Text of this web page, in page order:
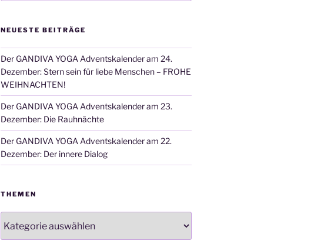
NEUESTE BEITRÄGE
Der GANDIVA YOGA Adventskalender am 24.
Dezember: Stern sein für liebe Menschen – FROHE
WEIHNACHTEN!
Der GANDIVA YOGA Adventskalender am 23.
Dezember: Die Rauhnächte
Der GANDIVA YOGA Adventskalender am 22.
Dezember: Der innere Dialog
THEMEN